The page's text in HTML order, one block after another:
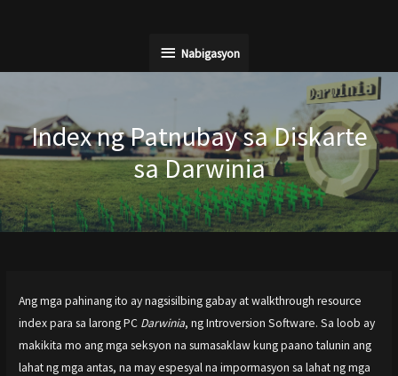
Nabigasyon
Nabigasyon
Index ng Patnubay sa Diskarte
sa Darwinia
Ang mga pahinang ito ay nagsisilbing gabay at walkthrough resource
index para sa larong PC Darwinia, ng Introversion Software. Sa loob ay
makikita mo ang mga seksyon na sumasaklaw kung paano talunin ang
lahat ng mga antas, na may espesyal na impormasyon sa lahat ng mga